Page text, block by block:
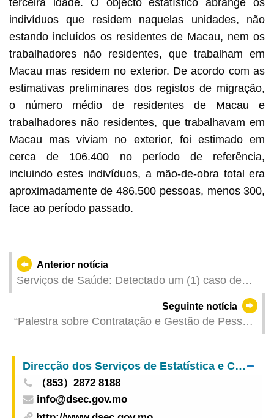
indivíduos que residem naquelas unidades, não
estando incluídos os residentes de Macau, nem os
trabalhadores não residentes, que trabalham em
Macau mas residem no exterior. De acordo com as
estimativas preliminares dos registos de migração,
o número médio de residentes de Macau e
trabalhadores não residentes, que trabalhavam em
Macau mas viviam no exterior, foi estimado em
cerca de 106.400 no período de referência,
incluindo estes indivíduos, a mão-de-obra total era
aproximadamente de 486.500 pessoas, menos 300,
face ao período passado.
Anterior notícia
Serviços de Saúde: Detectado um (1) caso de
Seguinte notícia
“Palestra sobre Contratação e Gestão de Pessoal
interdepartamental dirigida aos Operadores do
Sector de Convenções e Exposições
Direcção dos Serviços de Estatística e Censos
（853）2872 8188
info@dsec.gov.mo